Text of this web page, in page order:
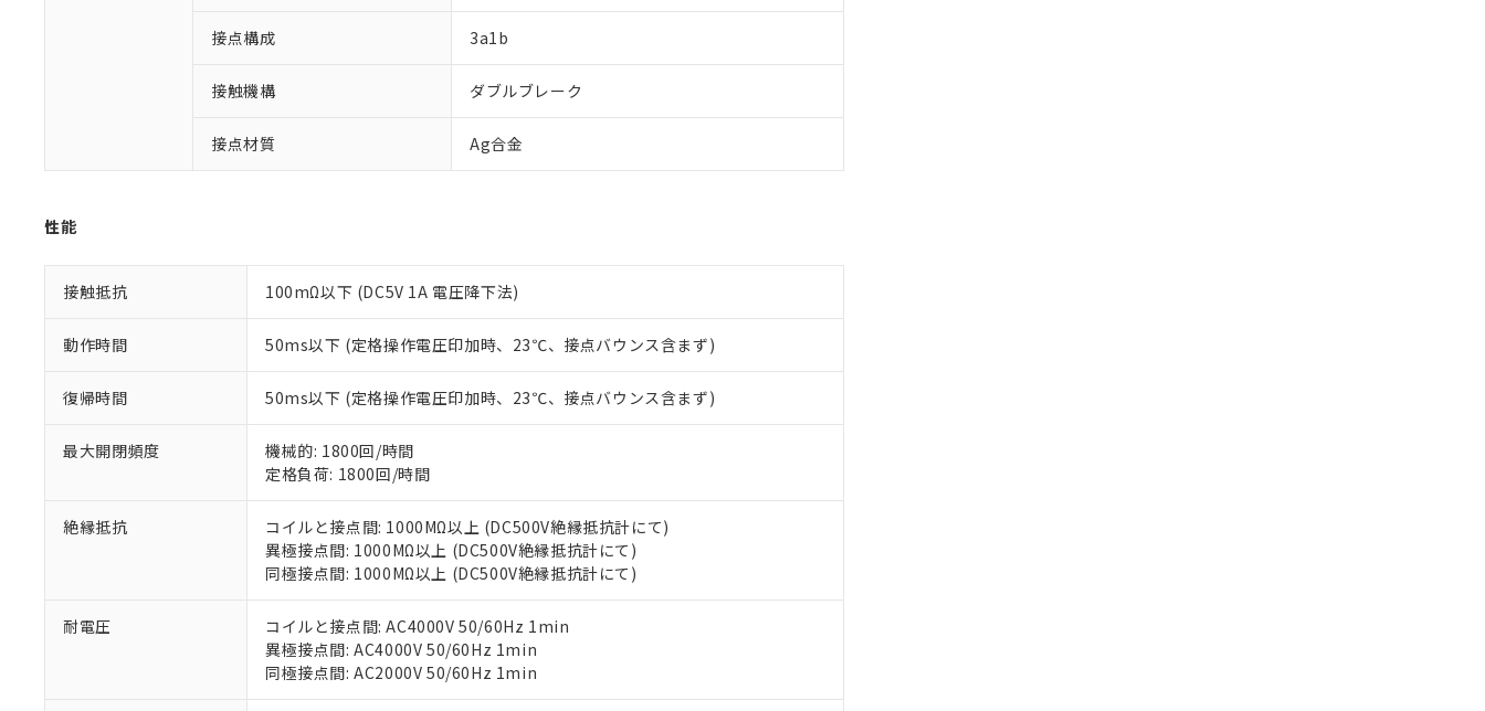
接点構成 3a1b
接触機構 ダブルブレーク
接点材質 Ag合金
性能
接触抵抗 100mΩ以下 (DC5V 1A 電圧降下法)
動作時間 50ms以下 (定格操作電圧印加時、23℃、接点バウンス含まず)
復帰時間 50ms以下 (定格操作電圧印加時、23℃、接点バウンス含まず)
最大開閉頻度
機械的: 1800回/時間
定格負荷: 1800回/時間
絶縁抵抗
コイルと接点間: 1000MΩ以上 (DC500V絶縁抵抗計にて)
異極接点間: 1000MΩ以上 (DC500V絶縁抵抗計にて)
同極接点間: 1000MΩ以上 (DC500V絶縁抵抗計にて)
耐電圧
コイルと接点間: AC4000V 50/60Hz 1min
異極接点間: AC4000V 50/60Hz 1min
同極接点間: AC2000V 50/60Hz 1min
ご利用条件
以下の条件をお読みいただき、同意のうえご利用ください。
本サービスは、当社制御機器事業取扱商品の当社在庫状況および標準価格(税抜)を提供させていただ
くものです。
当社制御機器事業取扱商品の中には、本サービスの対象外となる商品もあることをご了承ください。
正式な納期状況および標準価格はお客様のお取引先、またはお客様担当のオムロン制御機器販売店・
当社販売員にご相談ください。
在庫状況および標準価格結果を当社の事前の承諾なく第三者に漏洩または開示しないようお願いしま
す。
ている必要があります。
お客様が当ウェブサイト上で当社にご登録された部品リストについて、当社および当社の共同利用者
が、当社の製品・サービスに関するお客様との取引・商談に必要な範囲で利用することをご了承くだ
さい。
※当社の共同利用者とは、"個人情報の共同利用に関して"
の「1.共同利用者の範囲」に記載されて
いる法人を指します。
調査・確認中：EU RoHS指令（10物質）の非含有の対応状況を調査中または確認中の商品です。
非該当品：ライセンス料など無形物で、有害物質有無と関係のない商品です。
鉛(Pb) 1000ppm以下、 水銀(Hg) 1000ppm以下、 カドミウム(Cd) 100ppm以下、
六価クロム(Cr(Ⅵ)) 1000ppm以下、ポリ臭化ビフェニル類(PBB) 1000ppm以下、ポリ臭化ジフェニルエーテル類(PBDE) 1000ppm以下、
フタル酸ビス(2-エチルヘキシル) (DEHP)(別名：DOP) 1000ppm以下、フタル酸ブチルベンジル（BBP） 1000ppm以下、フタル酸ジブチ
※2 対応予定月
部品在庫の切り替え状況などにより、予定月が前後することがあります。
※3 非含有証明書ダウンロード
下記の非含有証明書をダウンロードすることができます。
EU RoHS指令（10物質）の非含有証明書
51物質の非含有証明書（当社基準）
※本証明書は発行日時点で非含有を証明するもので、過去に遡って非含有を証明するものではありません。
既に当社にて対応品への在庫切替を完了していることから、特段のことがない限り、2022年1月12日よ
り割愛しております。
※1 中国RoHS○×表
「○」：最大均質材料含有率が中国RoHSの基準値以下であることを示します。
「×」：最大均質材料含有率が中国RoHSの基準値を超えていることを示します。
「－」：未確認です。当社販売部門へお問い合わせください。
※2 環境保護使用期限
「10」：通常の使用状況下において有害物質が外部に漏えいし、環境に深刻な影響を及ぼさない年数を意
味します。
う）を輸出または国外への提供する場合は、日本国政府の輸出許可(または役務取引許可)を取得する
などの必要な手続きをとります。
置等に一切使用いたしません。
当社は、貴社製品を第三者に販売する場合は、上記1、2および3の内容を当該第三者に通知します。
また当社は、販売先および販売に係わる関係者が違法に輸出するおそれがある場合は、取り引きをい
たしません。
△ 一定数には満たないが在庫あり
－
在庫なし(最新の在庫状況については、お客様のお取引先、またはお客様担当のオムロン制御
白